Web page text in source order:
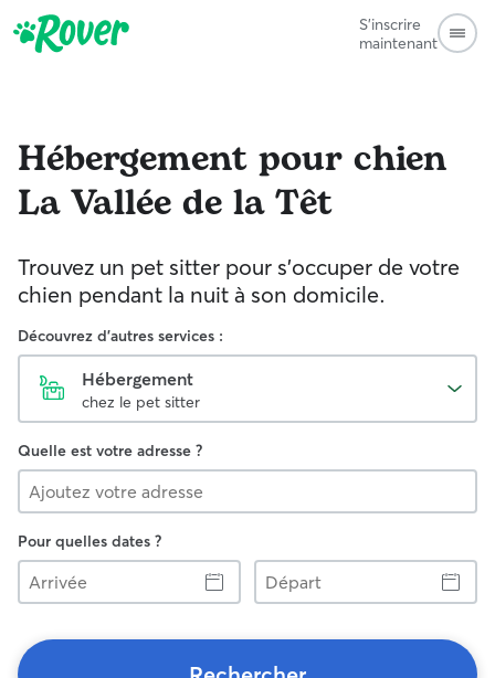
S'inscrire
maintenant
Hébergement pour chien
La Vallée de la Têt
Trouvez un pet sitter pour s'occuper de votre
chien pendant la nuit à son domicile.
Découvrez d'autres services :
Hébergement
chez le pet sitter
Quelle est votre adresse ?
Pour quelles dates ?
Arrivée
Départ